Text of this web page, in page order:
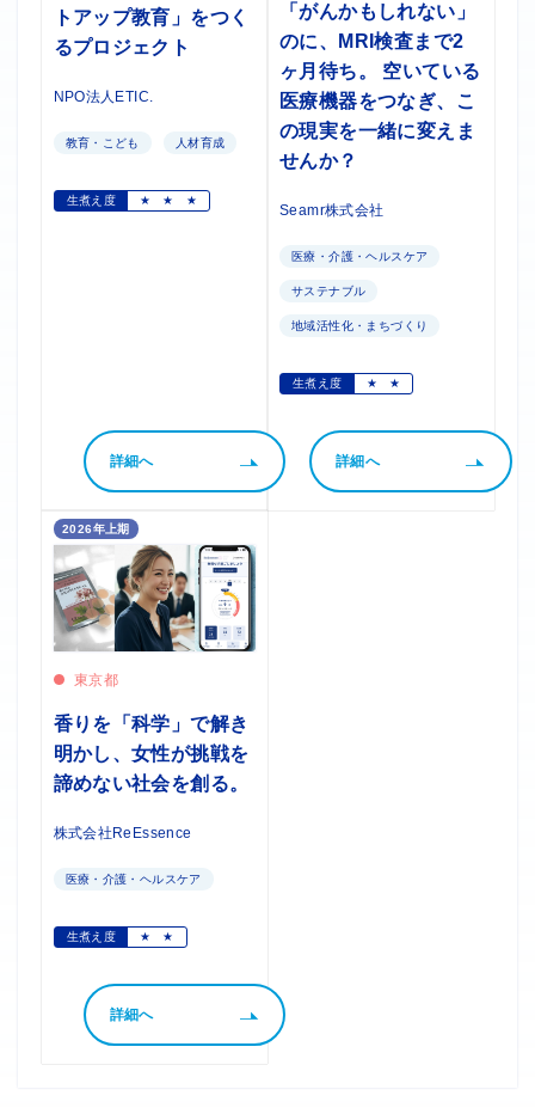
トアップ教育」をつく
るプロジェクト
NPO法人ETIC.
教育・こども 人材育成
生煮え度 ★ ★ ★
詳細へ
「がんかもしれない」
のに、MRI検査まで2
ヶ月待ち。 空いている
医療機器をつなぎ、こ
の現実を一緒に変えま
せんか？
Seamr株式会社
医療・介護・ヘルスケア
サステナブル
地域活性化・まちづくり
生煮え度 ★ ★
詳細へ
2026年上期
東京都
香りを「科学」で解き
明かし、女性が挑戦を
諦めない社会を創る。
株式会社ReEssence
医療・介護・ヘルスケア
生煮え度 ★ ★
詳細へ